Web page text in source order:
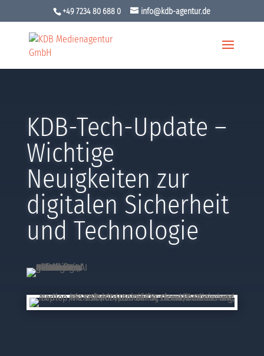
+49 7234 80 688 0 info@kdb-agentur.de
KDB-Tech-Update –
Wichtige
Neuigkeiten zur
digitalen Sicherheit
und Technologie